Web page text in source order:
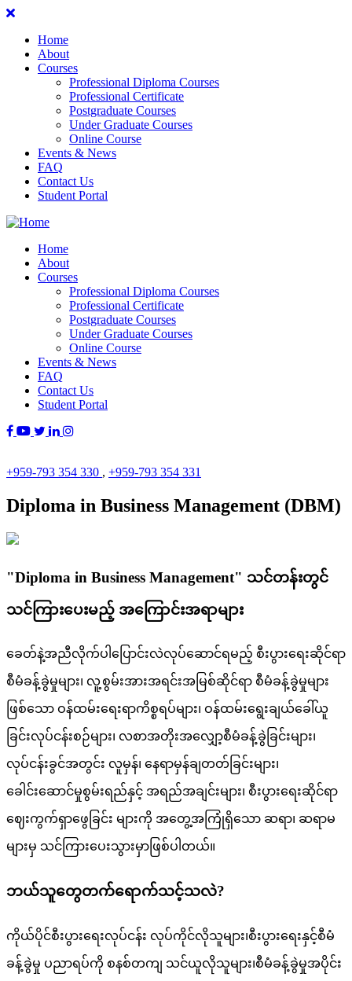
Home
About
Courses
Professional Diploma Courses
Professional Certificate
Postgraduate Courses
Under Graduate Courses
Online Course
Events & News
FAQ
Contact Us
Student Portal
Home
About
Courses
Professional Diploma Courses
Professional Certificate
Postgraduate Courses
Under Graduate Courses
Online Course
Events & News
FAQ
Contact Us
Student Portal
+959-793 354 330 , +959-793 354 331
Diploma in Business Management (DBM)
"Diploma in Business Management" သင်တန်းတွင်
သင်ကြားပေးမည့် အကြောင်းအရာများ
ခေတ်နဲ့အညီလိုက်ပါပြောင်းလဲလုပ်ဆောင်ရမည့် စီးပွားရေးဆိုင်ရာ
စီမံခန့်ခွဲမှုများ၊ လူ့စွမ်းအားအရင်းအမြစ်ဆိုင်ရာ စီမံခန့်ခွဲမှုများ
ဖြစ်သော ဝန်ထမ်းရေးရာကိစ္စရပ်များ၊ ဝန်ထမ်းရွေးချယ်ခေါ်ယူ
ခြင်းလုပ်ငန်းစဉ်များ၊ လစာအတိုးအလျှော့စီမံခန့်ခွဲခြင်းများ၊
လုပ်ငန်းခွင်အတွင်း လူမှန်၊ နေရာမှန်ချတတ်ခြင်းများ၊
ခေါင်းဆောင်မှုစွမ်းရည်နှင့် အရည်အချင်းများ၊ စီးပွားရေးဆိုင်ရာ
ဈေးကွက်ရှာဖွေခြင်း များကို အတွေ့အကြုံရှိသော ဆရာ၊ ဆရာမ
များမှ သင်ကြားပေးသွားမှာဖြစ်ပါတယ်။
ဘယ်သူတွေတက်ရောက်သင့်သလဲ?
ကိုယ်ပိုင်စီးပွားရေးလုပ်ငန်း လုပ်ကိုင်လိုသူများ၊စီးပွားရေးနှင့်စီမံ
ခန့်ခွဲမှု ပညာရပ်ကို စနစ်တကျ သင်ယူလိုသူများ၊စီမံခန့်ခွဲမှုအပိုင်း